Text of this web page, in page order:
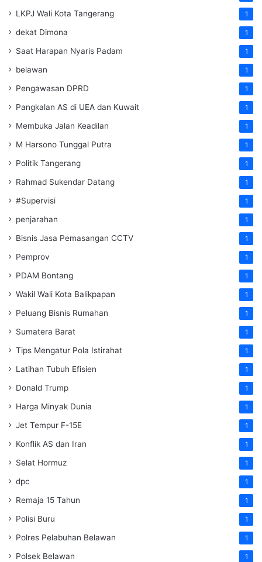
LKPJ Wali Kota Tangerang 1
dekat Dimona 1
Saat Harapan Nyaris Padam 1
belawan 1
Pengawasan DPRD 1
Pangkalan AS di UEA dan Kuwait 1
Membuka Jalan Keadilan 1
M Harsono Tunggal Putra 1
Politik Tangerang 1
Rahmad Sukendar Datang 1
#Supervisi 1
penjarahan 1
Bisnis Jasa Pemasangan CCTV 1
Pemprov 1
PDAM Bontang 1
Wakil Wali Kota Balikpapan 1
Peluang Bisnis Rumahan 1
Sumatera Barat 1
Tips Mengatur Pola Istirahat 1
Latihan Tubuh Efisien 1
Donald Trump 1
Harga Minyak Dunia 1
Jet Tempur F-15E 1
Konflik AS dan Iran 1
Selat Hormuz 1
dpc 1
Remaja 15 Tahun 1
Polisi Buru 1
Polres Pelabuhan Belawan 1
Polsek Belawan 1